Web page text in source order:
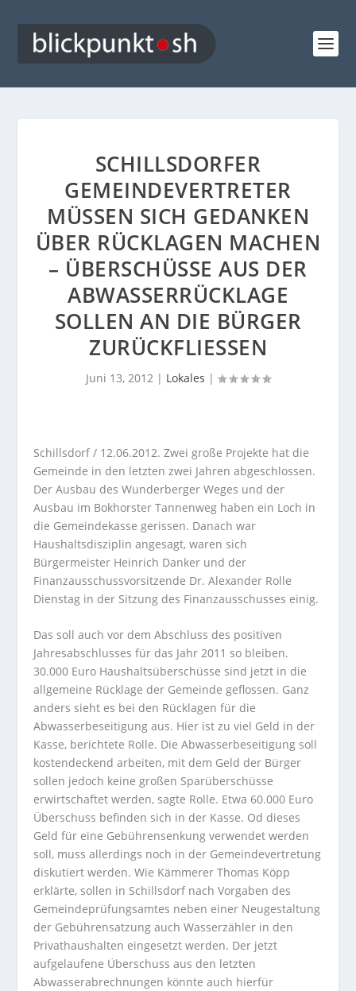
SCHILLSDORFER
GEMEINDEVERTRETER
MÜSSEN SICH GEDANKEN
ÜBER RÜCKLAGEN MACHEN
– ÜBERSCHÜSSE AUS DER
ABWASSERRÜCKLAGE
SOLLEN AN DIE BÜRGER
ZURÜCKFLIESSEN
Juni 13, 2012 | Lokales |
Schillsdorf / 12.06.2012. Zwei große Projekte hat die
Gemeinde in den letzten zwei Jahren abgeschlossen.
Der Ausbau des Wunderberger Weges und der
Ausbau im Bokhorster Tannenweg haben ein Loch in
die Gemeindekasse gerissen. Danach war
Haushaltsdisziplin angesagt, waren sich
Bürgermeister Heinrich Danker und der
Finanzausschussvorsitzende Dr. Alexander Rolle
Dienstag in der Sitzung des Finanzausschusses einig.
Das soll auch vor dem Abschluss des positiven
Jahresabschlusses für das Jahr 2011 so bleiben.
30.000 Euro Haushaltsüberschüsse sind jetzt in die
allgemeine Rücklage der Gemeinde geflossen. Ganz
anders sieht es bei den Rücklagen für die
Abwasserbeseitigung aus. Hier ist zu viel Geld in der
Kasse, berichtete Rolle. Die Abwasserbeseitigung soll
kostendeckend arbeiten, mit dem Geld der Bürger
sollen jedoch keine großen Sparüberschüsse
erwirtschaftet werden, sagte Rolle. Etwa 60.000 Euro
Überschuss befinden sich in der Kasse. Od dieses
Geld für eine Gebührensenkung verwendet werden
soll, muss allerdings noch in der Gemeindevertretung
diskutiert werden. Wie Kämmerer Thomas Köpp
erklärte, sollen in Schillsdorf nach Vorgaben des
Gemeindeprüfungsamtes neben einer Neugestaltung
der Gebührensatzung auch Wasserzähler in den
Privathaushalten eingesetzt werden. Der jetzt
aufgelaufene Überschuss aus den letzten
Abwasserabrechnungen könnte auch hierfür